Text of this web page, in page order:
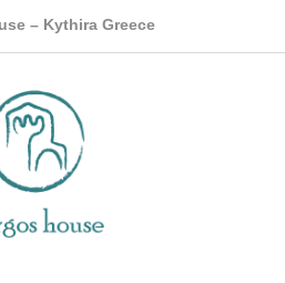
– Kythira Greece